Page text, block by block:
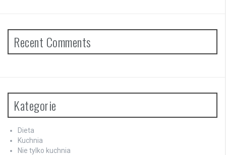
Recent Comments
Kategorie
Dieta
Kuchnia
Nie tylko kuchnia